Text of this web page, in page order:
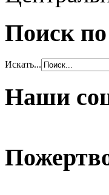
Поиск по
Искать...
Наши